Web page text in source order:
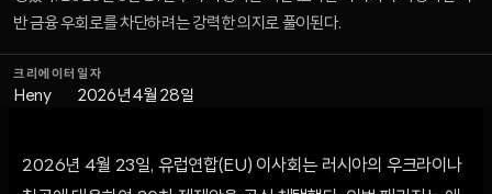
반 금융 우회로를 차단하려는 강력한 의지로 풀이된다.
크리에이터
Heny
일자
2026년 4월 28일
2026년 4월 23일, 유럽연합(EU) 이사회는 러시아의 우크라이나